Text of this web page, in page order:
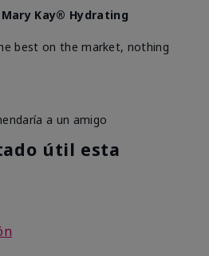
Kay® Hydrating
best on the market, nothing
a un amigo
útil esta